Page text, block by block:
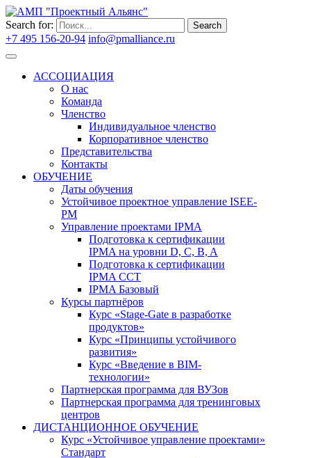
Search for: Search
+7 495 156-20-94 info@pmalliance.ru
АССОЦИАЦИЯ
О нас
Команда
Членство
Индивидуальное членство
Корпоративное членство
Представительства
Контакты
ОБУЧЕНИЕ
Даты обучения
Устойчивое проектное управление ISEE-
PM
Управление проектами IPMA
Подготовка к сертификации
IPMA на уровни D, C, B, A
Подготовка к сертификации
IPMA CCT
IPMA Базовый
Курсы партнёров
Курс «Stage-Gate в разработке
продуктов»
Курс «Принципы устойчивого
развития»
Курс «Введение в BIM-
технологии»
Партнерская программа для ВУЗов
Партнерская программа для тренинговых
центров
ДИСТАНЦИОННОЕ ОБУЧЕНИЕ
Курс «Устойчивое управление проектами»
Стандарт